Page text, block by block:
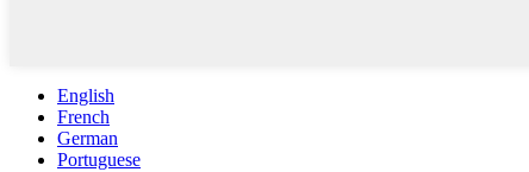
English
French
German
Portuguese